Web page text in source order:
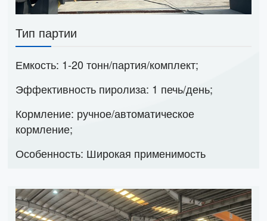
Тип партии
Емкость: 1-20 тонн/партия/комплект;
Эффективность пиролиза: 1 печь/день;
Кормление: ручное/автоматическое
кормление;
Особенность: Широкая применимость